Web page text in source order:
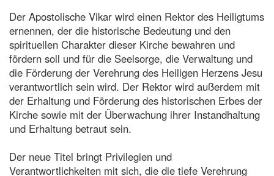
Der Apostolische Vikar wird einen Rektor des Heiligtums
ernennen, der die historische Bedeutung und den
spirituellen Charakter dieser Kirche bewahren und
fördern soll und für die Seelsorge, die Verwaltung und
die Förderung der Verehrung des Heiligen Herzens Jesu
verantwortlich sein wird. Der Rektor wird außerdem mit
der Erhaltung und Förderung des historischen Erbes der
Kirche sowie mit der Überwachung ihrer Instandhaltung
und Erhaltung betraut sein.
Der neue Titel bringt Privilegien und
Verantwortlichkeiten mit sich, die die tiefe Verehrung